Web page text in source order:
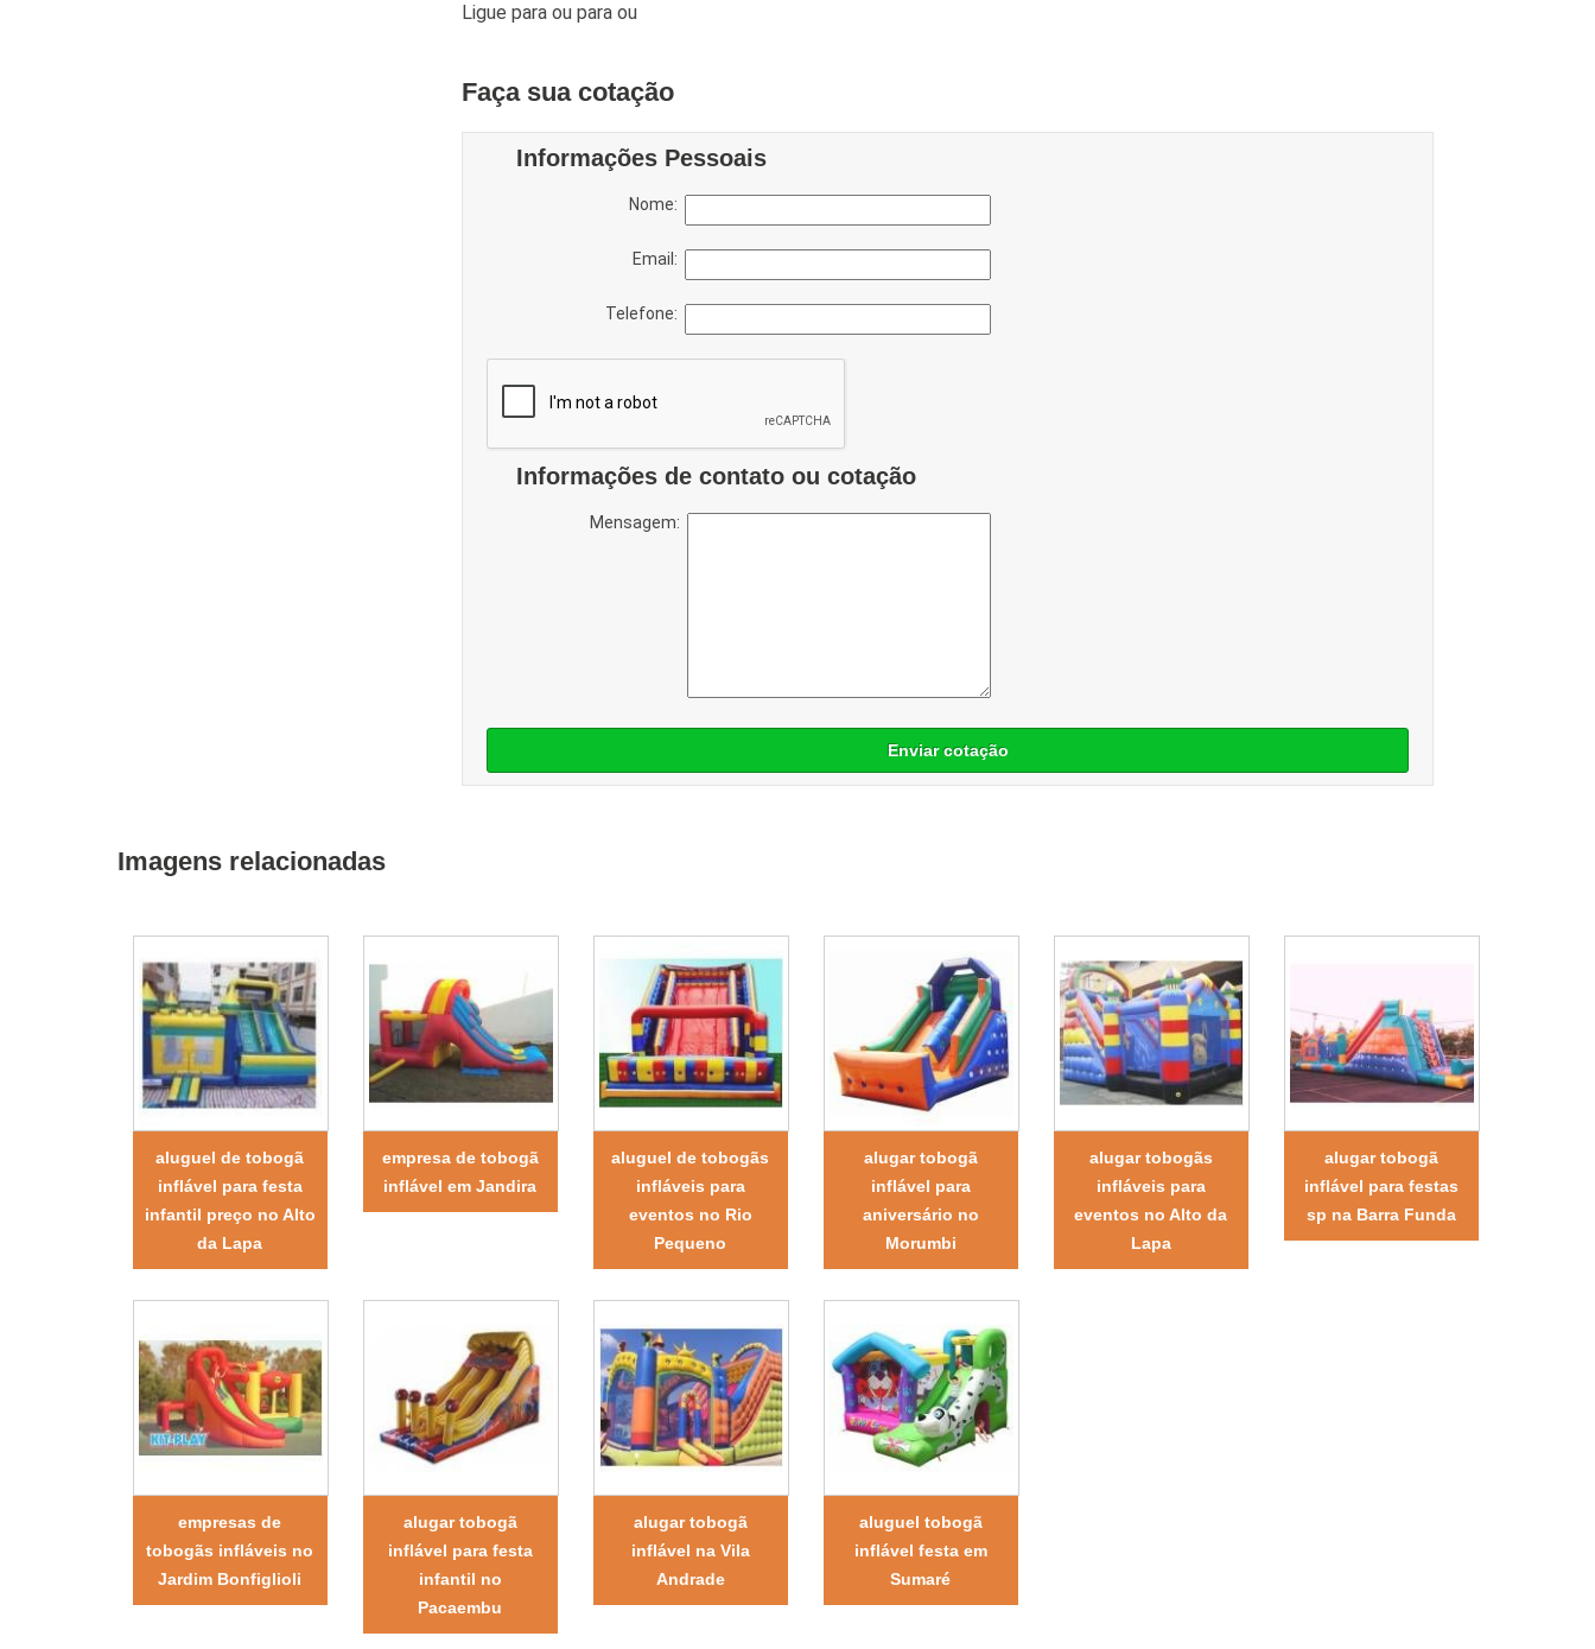
Ligue paraou paraou
Faça sua cotação
Informações Pessoais
Nome:
Email:
Telefone:
Informações de contato ou cotação
Mensagem:
Enviar cotação
Imagens relacionadas
aluguel de tobogã
inflável para festa
infantil preço no Alto
da Lapa
empresa de tobogã
inflável em Jandira
aluguel de tobogãs
infláveis para
eventos no Rio
Pequeno
alugar tobogã
inflável para
aniversário no
Morumbi
alugar tobogãs
infláveis para
eventos no Alto da
Lapa
alugar tobogã
inflável para festas
sp na Barra Funda
empresas de
tobogãs infláveis no
Jardim Bonfiglioli
alugar tobogã
inflável para festa
infantil no
Pacaembu
alugar tobogã
inflável na Vila
Andrade
aluguel tobogã
inflável festa em
Sumaré